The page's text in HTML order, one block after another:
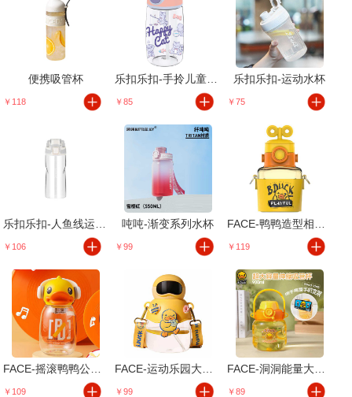
便携吸管杯
￥118
乐扣乐扣-手拎儿童吸管杯
￥85
乐扣乐扣-运动水杯
￥75
￥106
吨吨-渐变系列水杯
￥99 ￥119
￥109 ￥99
FACE-洞洞能量大肚杯
￥89